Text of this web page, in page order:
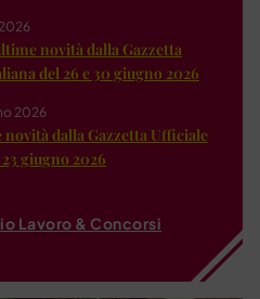
novità dalla Gazzetta
del 26 e 30 giugno 2026
2026
dalla Gazzetta Ufficiale
giugno 2026
Lavoro & Concorsi